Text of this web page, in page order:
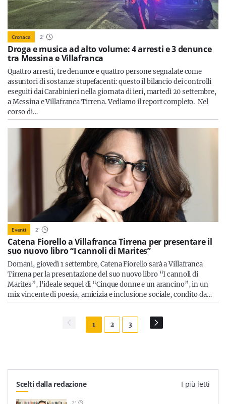
Cronaca 2'
Droga e musica ad alto volume: 4 arresti e 3 denunce
tra Messina e Villafranca
Quattro arresti, tre denunce e quattro persone segnalate come
assuntori di sostanze stupefacenti: questo il bilancio dei controlli
eseguiti dai Carabinieri nella giornata di ieri, martedì 20 settembre,
a Messina e Villafranca Tirrena. Vediamo il report completo. Nel
corso di…
Eventi 2'
Catena Fiorello a Villafranca Tirrena per presentare il
suo nuovo libro “I cannoli di Marites”
Domani, giovedì 1 settembre, Catena Fiorello sarà a Villafranca
Tirrena per la presentazione del suo nuovo libro “I cannoli di
Marites”, l'ideale sequel di “Cinque donne e un arancino”, in un
mix vincente di poesia, amicizia e inclusione sociale, condito da…
1 2 3
Scelti dalla redazione I più letti
2'